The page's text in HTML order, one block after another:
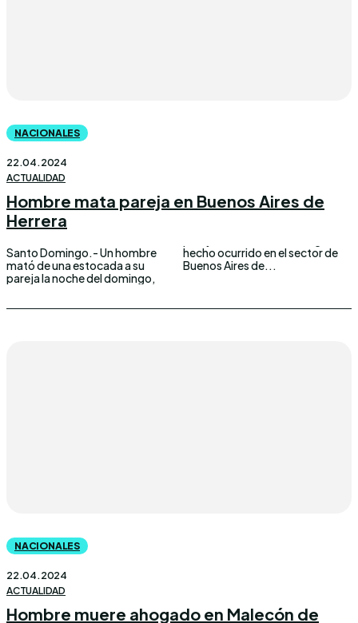
NACIONALES
22.04.2024
ACTUALIDAD
Hombre mata pareja en Buenos Aires de
Herrera
Santo Domingo.- Un hombre
mató de una estocada a su
pareja la noche del domingo,
hecho ocurrido en el sector de
Buenos Aires de...
NACIONALES
22.04.2024
ACTUALIDAD
Hombre muere ahogado en Malecón de